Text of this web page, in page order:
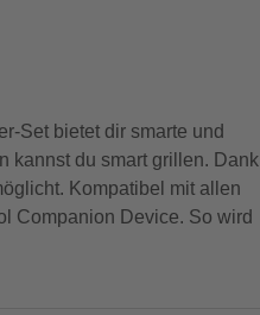
Set bietet dir smarte und
kannst du smart grillen. Dank
Kompatibel mit allen
Companion Device. So wird